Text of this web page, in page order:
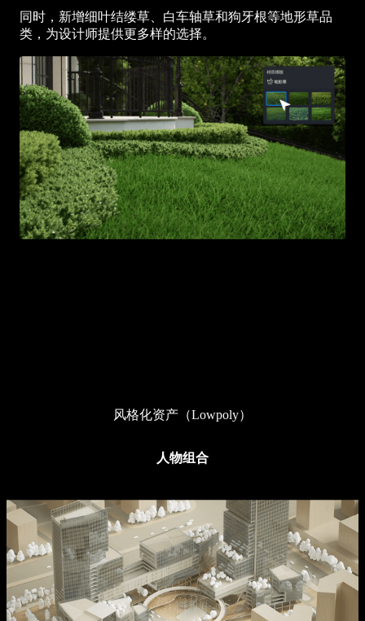
同时，新增细叶结缕草、白车轴草和狗牙根等地形草品
类，为设计师提供更多样的选择。
风格化资产（Lowpoly）
人物组合